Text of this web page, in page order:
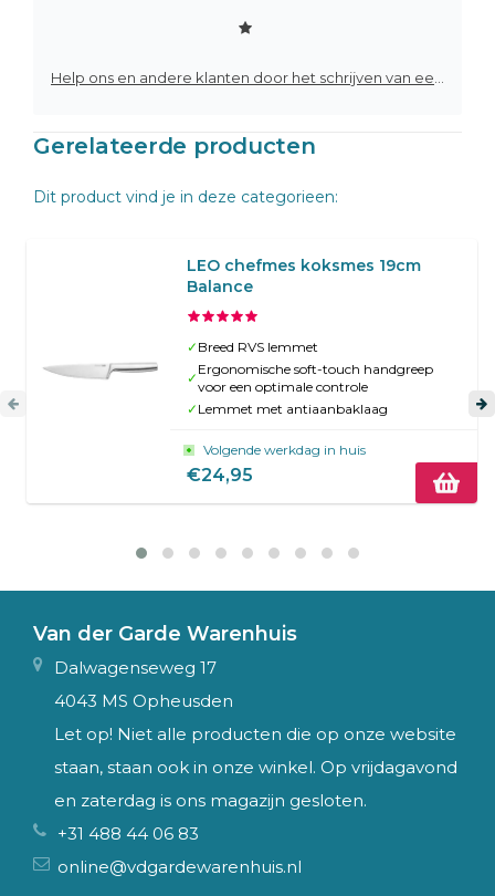
Gerelateerde producten
Dit product vind je in deze categorieen:
LEO chefmes koksmes 19cm
Balance
✓ Breed RVS lemmet
✓
Ergonomische soft-touch handgreep
voor een optimale controle
✓ Lemmet met antiaanbaklaag
Volgende werkdag in huis
€24,95
Van der Garde Warenhuis
Dalwagenseweg 17
4043 MS Opheusden
Let op! Niet alle producten die op onze website
staan, staan ook in onze winkel. Op vrijdagavond
en zaterdag is ons magazijn gesloten.
+31 488 44 06 83
online@vdgardewarenhuis.nl